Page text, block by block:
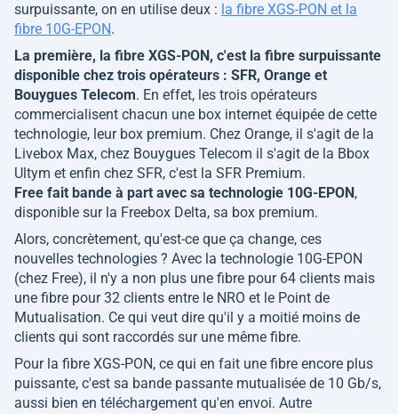
surpuissante, on en utilise deux : la fibre XGS-PON et la
fibre 10G-EPON.
La première, la fibre XGS-PON, c'est la fibre surpuissante
disponible chez trois opérateurs : SFR, Orange et
Bouygues Telecom. En effet, les trois opérateurs
commercialisent chacun une box internet équipée de cette
technologie, leur box premium. Chez Orange, il s'agit de la
Livebox Max, chez Bouygues Telecom il s'agit de la Bbox
Ultym et enfin chez SFR, c'est la SFR Premium.
Free fait bande à part avec sa technologie 10G-EPON ,
disponible sur la Freebox Delta, sa box premium.
Alors, concrètement, qu'est-ce que ça change, ces
nouvelles technologies ? Avec la technologie 10G-EPON
(chez Free), il n'y a non plus une fibre pour 64 clients mais
une fibre pour 32 clients entre le NRO et le Point de
Mutualisation. Ce qui veut dire qu'il y a moitié moins de
clients qui sont raccordés sur une même fibre.
Pour la fibre XGS-PON, ce qui en fait une fibre encore plus
puissante, c'est sa bande passante mutualisée de 10 Gb/s,
aussi bien en téléchargement qu'en envoi. Autre